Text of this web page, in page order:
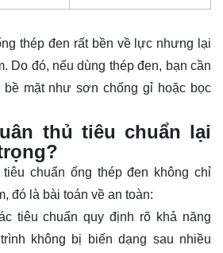
thép đen rất bền về lực nhưng lại
Do đó, nếu dùng thép đen, bạn cần
mặt như sơn chống gỉ hoặc bọc
thủ tiêu chuẩn lại
tiêu chuẩn ống thép đen không chỉ
đó là bài toán về an toàn:
tiêu chuẩn quy định rõ khả năng
không bị biến dạng sau nhiều